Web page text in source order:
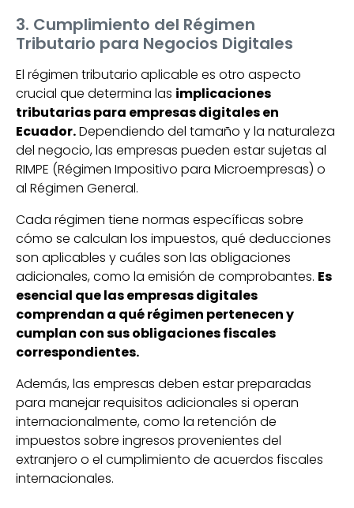
3. Cumplimiento del Régimen
Tributario para Negocios Digitales
El régimen tributario aplicable es otro aspecto
crucial que determina las implicaciones
tributarias para empresas digitales en
Ecuador.Dependiendo del tamaño y la naturaleza
del negocio, las empresas pueden estar sujetas al
RIMPE (Régimen Impositivo para Microempresas) o
al Régimen General.
Cada régimen tiene normas específicas sobre
cómo se calculan los impuestos, qué deducciones
son aplicables y cuáles son las obligaciones
adicionales, como la emisión de comprobantes. Es
esencial que las empresas digitales
comprendan a qué régimen pertenecen y
cumplan con sus obligaciones fiscales
correspondientes.
Además, las empresas deben estar preparadas
para manejar requisitos adicionales si operan
internacionalmente, como la retención de
impuestos sobre ingresos provenientes del
extranjero o el cumplimiento de acuerdos fiscales
internacionales.